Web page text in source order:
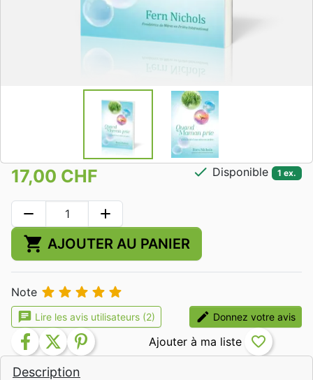
Description
17,00 CHF check Disponible 1 ex.
remove add
shopping_cart AJOUTER AU PANIER
Note     
chat Lire les avis utilisateurs (2) edit Donnez votre avis
facebook twitter pinterest favorite_border